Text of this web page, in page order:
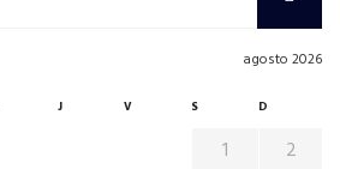
agosto 2026
J V S D
1
2